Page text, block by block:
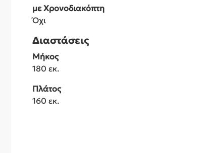
με Χρονοδιακόπτη
Όχι
Διαστάσεις
Μήκος
180 εκ.
Πλάτος
160 εκ.